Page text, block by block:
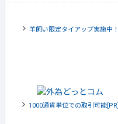
羊飼い限定タイアップ実施中！
1000通貨単位での取引可能[PR]